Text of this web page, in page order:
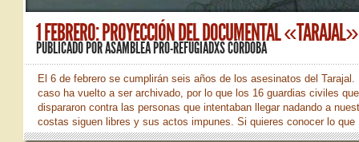
1 FEBRERO: PROYECCIÓN DEL DOCUMENTAL «TARAJAL»
PUBLICADO PORASAMBLEA PRO-REFUGIADXS CÓRDOBA
El 6 de febrero se cumplirán seis años de los asesinatos del Tarajal.
caso ha vuelto a ser archivado, por lo que los 16 guardias civiles que
dispararon contra las personas que intentaban llegar nadando a
costas siguen libres y sus actos impunes. Si quieres conocer lo que
ocurrió, te invitamos el sábado, 1 de febrero, a la proyección del